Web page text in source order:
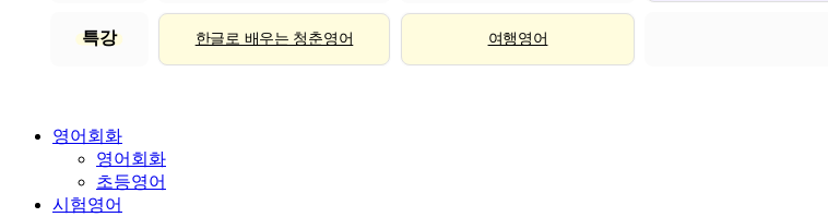
특강 한글로 배우는 청춘영어 여행영어
영어회화
영어회화
초등영어
시험영어